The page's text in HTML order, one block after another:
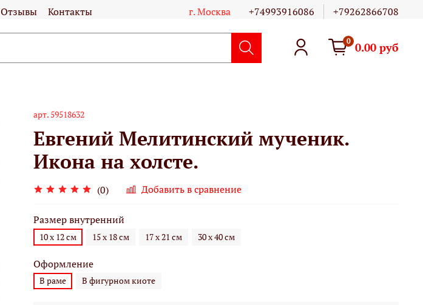
Отзывы Контакты г. Москва +74993916086 +79262866708
0 0.00 руб
арт. 59518632
Евгений Мелитинский мученик.
Икона на холсте.
(0) Добавить в сравнение
Размер внутренний
10 х 12 см 15 х 18 см 17 х 21 см 30 х 40 см
Оформление
В раме В фигурном киоте